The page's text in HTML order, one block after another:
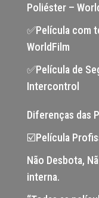
Poliéster –
✅Película com
WorldFilm
✅Película de
Intercontrol
Diferenças das
☑️Película
Não Desbota,
interna.